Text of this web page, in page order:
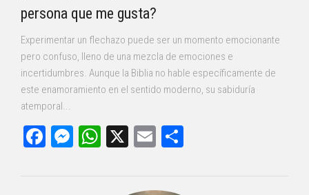
persona que me gusta?
Experimentar un flechazo puede ser un momento emocionante
pero confuso, lleno de una mezcla de emociones e
incertidumbres. Aunque la Biblia no hable específicamente de
este enamoramiento en el sentido moderno, su sabiduría
atemporal...
Facebook
Messenger
WhatsApp
X Email